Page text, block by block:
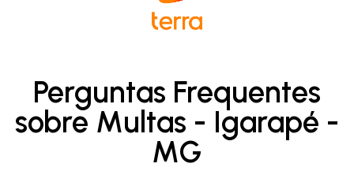
Perguntas Frequentes
sobre Multas - Igarapé -
MG